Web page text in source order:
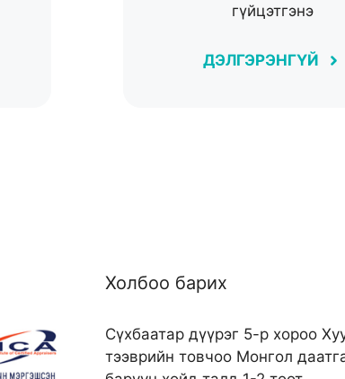
гүйцэтгэнэ
ДЭЛГЭРЭНГҮЙ
Холбоо барих
Сүхбаатар дүүрэг 5-р хороо
тээврийн товчоо Монгол